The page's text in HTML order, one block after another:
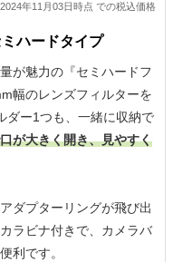
年11月03日時点 での税込価格
ハードタイプ
が魅力の『セミハードフ
幅のレンズフィルターを
ダー1つも、一緒に収納で
が大きく開き、見やすく
ダプターリングが飛び出
ラビナ付きで、カメラバ
利です。